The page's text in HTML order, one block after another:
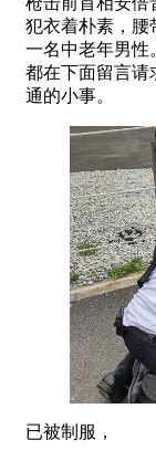
犯衣着朴素，腰
一名中老年男性
都在下面留言请
通的小事。
已被制服，